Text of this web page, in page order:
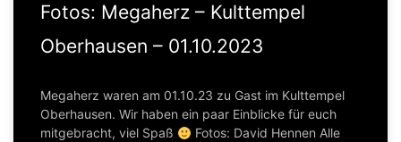
Fotos: Megaherz – Kulttempel
Oberhausen – 01.10.2023
Megaherz waren am 01.10.23 zu Gast im Kulttempel
Oberhausen. Wir haben ein paar Einblicke für euch
mitgebracht, viel Spaß
Fotos: David Hennen Alle